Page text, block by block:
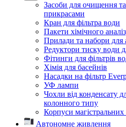
Засоби для очищення та
прикрасами
Кран для фільтра води
Пакети хімічного
Прилади та набори для
Редуктори тиску води
Фітинги для фільтрів
Хімія для басейнів
Насадки на фільтр
УФ лампи
Чохли від конденсату
колонного типу
Корпуси магістральних
Автономне живлення